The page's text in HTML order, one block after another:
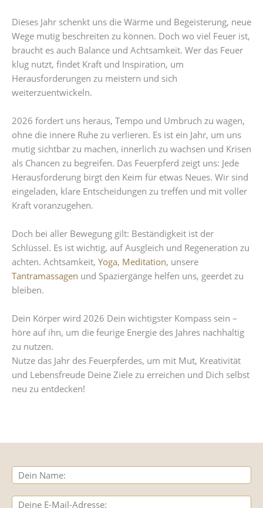
Dieses Jahr schenkt uns die Wärme und Begeisterung, neue
Wege mutig beschreiten zu können. Doch wo viel Feuer ist,
braucht es auch Balance und Achtsamkeit. Wer das Feuer
klug nutzt, findet Kraft und Inspiration, um
Herausforderungen zu meistern und sich
weiterzuentwickeln.
2026 fordert uns heraus, Tempo und Umbruch zu wagen,
ohne die innere Ruhe zu verlieren. Es ist ein Jahr, um uns
mutig sichtbar zu machen, innerlich zu wachsen und Krisen
als Chancen zu begreifen. Das Feuerpferd zeigt uns: Jede
Herausforderung birgt den Keim für etwas Neues. Wir sind
eingeladen, klare Entscheidungen zu treffen und mit voller
Kraft voranzugehen.
Doch bei aller Bewegung gilt: Beständigkeit ist der
Schlüssel. Es ist wichtig, auf Ausgleich und Regeneration zu
achten. Achtsamkeit, Yoga, Meditation, unsere
Tantramassagen und Spaziergänge helfen uns, geerdet zu
bleiben.
Dein Körper wird 2026 Dein wichtigster Kompass sein –
höre auf ihn, um die feurige Energie des Jahres nachhaltig
zu nutzen.
Nutze das Jahr des Feuerpferdes, um mit Mut, Kreativität
und Lebensfreude Deine Ziele zu erreichen und Dich selbst
neu zu entdecken!